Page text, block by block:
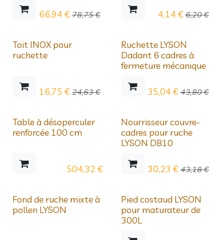
66,94 € 78,75€ 4,14 € 6,20€
Déstockage
Toit INOX pour
ruchette
16,75 € 24,63€
Déstockage
Ruchette LYSON
Dadant 6 cadres à
fermeture mécanique
35,04 € 43,80€
PROMO
Table à désoperculer
renforcée 100 cm
504,32 €
Déstockage
Nourrisseur couvre-
cadres pour ruche
LYSON DB10
30,23 € 43,18€
Déstockage
Fond de ruche mixte à
pollen LYSON
Déstockage
Pied costaud LYSON
pour maturateur de
300L